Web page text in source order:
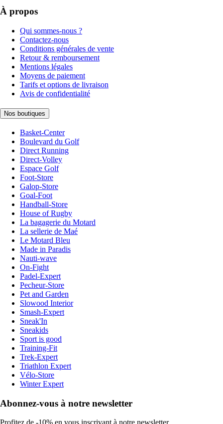
À propos
Qui sommes-nous ?
Contactez-nous
Conditions générales de vente
Retour & remboursement
Mentions légales
Moyens de paiement
Tarifs et options de livraison
Avis de confidentialité
Nos boutiques
Basket-Center
Boulevard du Golf
Direct Running
Direct-Volley
Espace Golf
Foot-Store
Galop-Store
Goal-Foot
Handball-Store
House of Rugby
La bagagerie du Motard
La sellerie de Maé
Le Motard Bleu
Made in Paradis
Nauti-wave
On-Fight
Padel-Expert
Pecheur-Store
Pet and Garden
Slowood Interior
Smash-Expert
Sneak'In
Sneakids
Sport is good
Training-Fit
Trek-Expert
Triathlon Expert
Vélo-Store
Winter Expert
Abonnez-vous à notre newsletter